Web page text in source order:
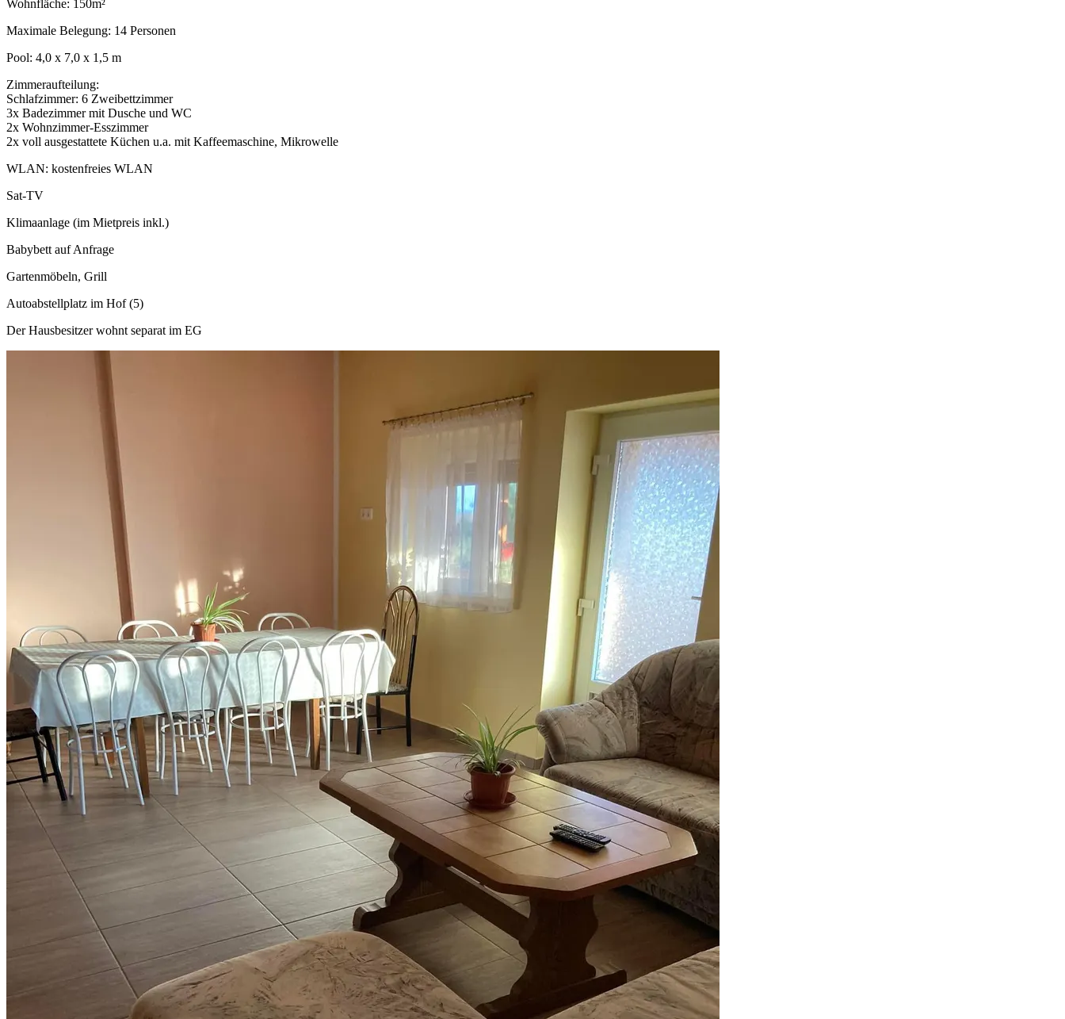
Wohnfläche: 150m²
Maximale Belegung: 14 Personen
Pool: 4,0 x 7,0 x 1,5 m
Zimmeraufteilung:
Schlafzimmer: 6 Zweibettzimmer
3x Badezimmer mit Dusche und WC
2x Wohnzimmer-Esszimmer
2x voll ausgestattete Küchen u.a. mit Kaffeemaschine, Mikrowelle
WLAN: kostenfreies WLAN
Sat-TV
Klimaanlage (im Mietpreis inkl.)
Babybett auf Anfrage
Gartenmöbeln, Grill
Autoabstellplatz im Hof (5)
Der Hausbesitzer wohnt separat im EG